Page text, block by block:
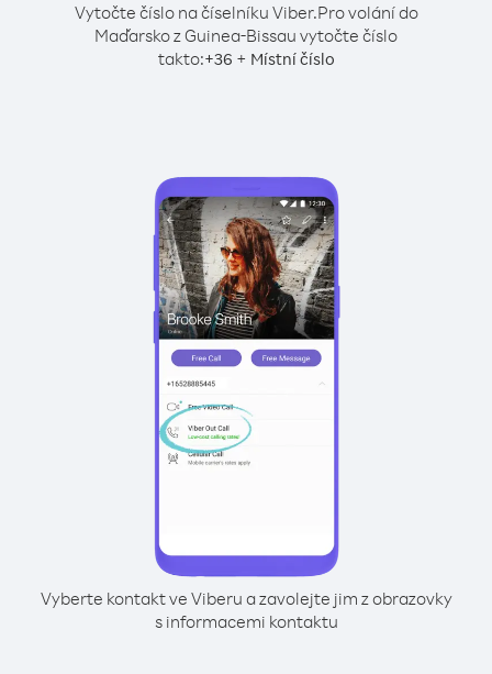
Vytočte číslo na číselníku Viber.Pro volání do
Maďarsko z Guinea-Bissau vytočte číslo
takto:+36 + Místní číslo
Vyberte kontakt ve Viberu a zavolejte jim z obrazovky
s informacemi kontaktu